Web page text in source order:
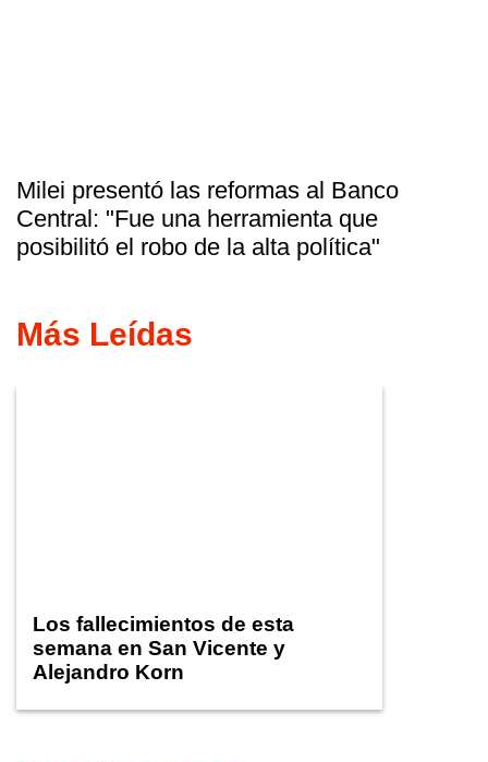
Milei presentó las reformas al Banco
Central: "Fue una herramienta que
posibilitó el robo de la alta política"
Más Leídas
Los fallecimientos de esta
semana en San Vicente y
Alejandro Korn